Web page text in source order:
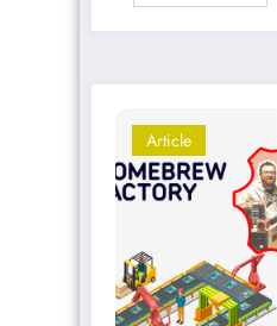
Article